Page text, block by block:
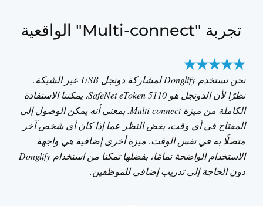
تجربة "Multi-connect" الواقعية
نحن نستخدم Donglify لمشاركة دونجل USB عبر الشبكة.
نظرًا لأن الدونجل هو SafeNet eToken 5110، يمكننا الاستفادة
الكاملة من ميزة Multi-connect. بمعنى أنه يمكن الوصول إلى
المفتاح في أي وقت، بغض النظر عما إذا كان أي شخص آخر
متصلًا به في نفس الوقت. ميزة أخرى إضافية هي واجهة
الاستخدام الواضحة تمامًا، بفضلها تمكنا من استخدام Donglify
دون الحاجة إلى تدريب إضافي للموظفين.